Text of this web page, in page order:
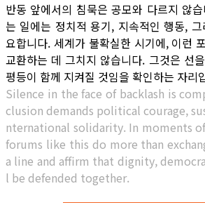
반동 앞에서의 침묵은 공모와 다르지 않
는 일에는 정치적 용기, 지속적인 행동,
요합니다. 세계가 불확실한 시기에, 이런
교환하는 데 그치지 않습니다. 그것은 선
평등이 함께 지켜질 것임을 확인하는 자리
Silence in the face of backlash is
clusion demands political courage,
nternational solidarity. In moments
forums like this do more than
a line and affirm that dignity,
l be defended together.